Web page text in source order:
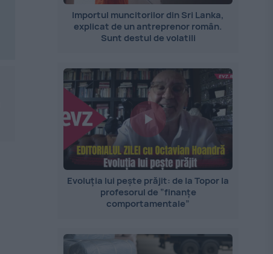
Importul muncitorilor din Sri Lanka,
explicat de un antreprenor român.
Sunt destul de volatili
Evoluția lui pește prăjit: de la Topor la
profesorul de ”finanțe
comportamentale”